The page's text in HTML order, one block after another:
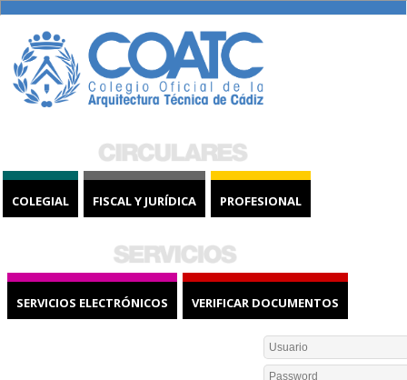
COLEGIAL FISCAL Y JURÍDICA PROFESIONAL
SERVICIOS ELECTRÓNICOS VERIFICAR DOCUMENTOS